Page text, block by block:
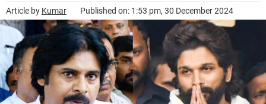
Article by Kumar Published on: 1:53 pm, 30 December 2024